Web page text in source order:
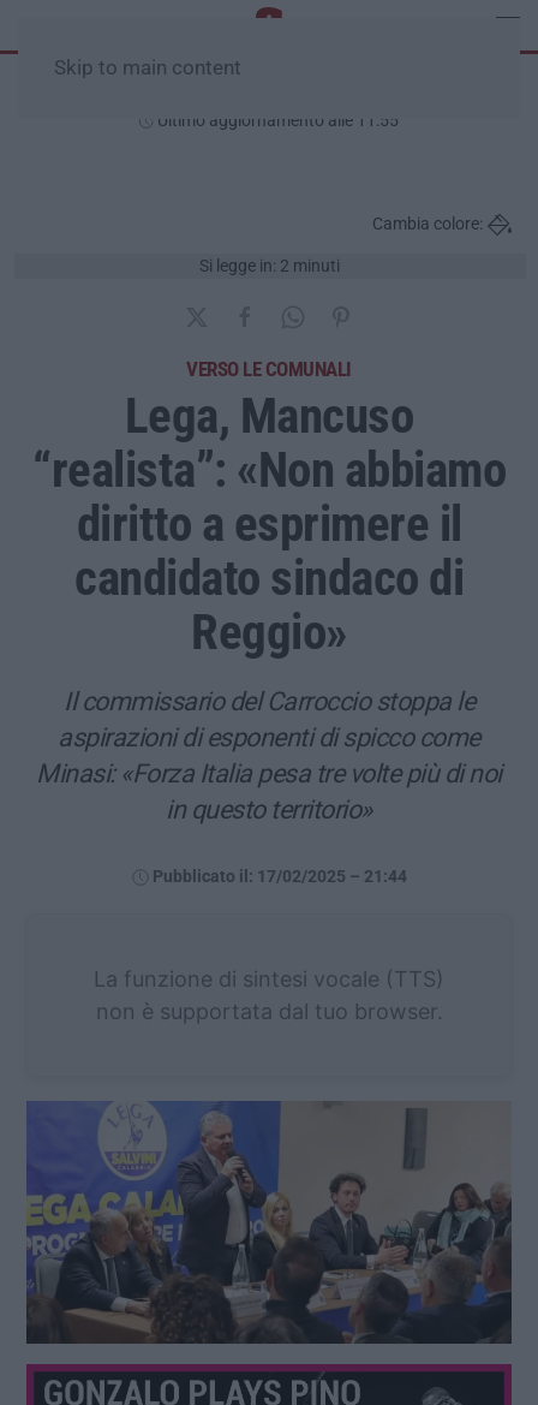
Skip to main content
Ultimo aggiornamento alle 11:55
Si legge in: 2 minuti
Cambia colore:
VERSO LE COMUNALI
Lega, Mancuso
“realista”: «Non abbiamo
diritto a esprimere il
candidato sindaco di
Reggio»
Il commissario del Carroccio stoppa le
aspirazioni di esponenti di spicco come
Minasi: «Forza Italia pesa tre volte più di noi
in questo territorio»
Pubblicato il: 17/02/2025 – 21:44
La funzione di sintesi vocale (TTS)
non è supportata dal tuo browser.